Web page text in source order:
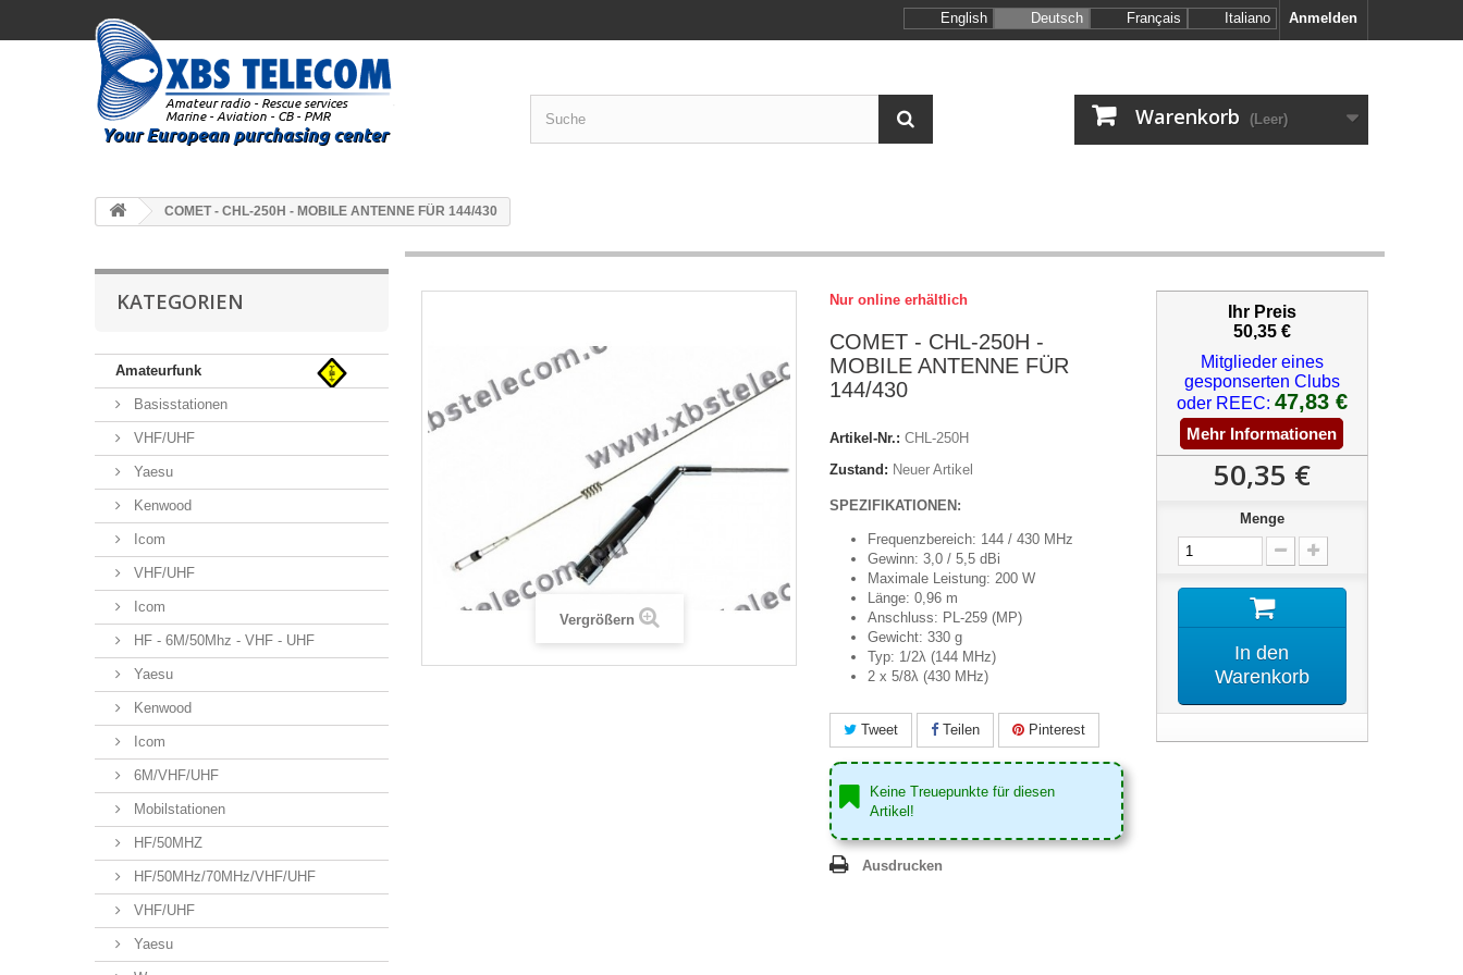
Anmelden
English Deutsch Français Italiano
Warenkorb (Leer)
COMET - CHL-250H - MOBILE ANTENNE FÜR 144/430
KATEGORIEN
Amateurfunk
Basisstationen
VHF/UHF
Yaesu
Kenwood
Icom
VHF/UHF
Icom
HF - 6M/50Mhz - VHF - UHF
Yaesu
Kenwood
Icom
6M/VHF/UHF
Mobilstationen
HF/50MHZ
HF/50MHz/70MHz/VHF/UHF
VHF/UHF
Yaesu
Vergrößern
Nur online erhältlich
COMET - CHL-250H -
MOBILE ANTENNE FÜR
144/430
Artikel-Nr.: CHL-250H
Zustand: Neuer Artikel
SPEZIFIKATIONEN:
Frequenzbereich: 144 / 430 MHz
Gewinn: 3,0 / 5,5 dBi
Maximale Leistung: 200 W
Länge: 0,96 m
Anschluss: PL-259 (MP)
Gewicht: 330 g
Typ: 1/2λ (144 MHz)
2 x 5/8λ (430 MHz)
Tweet Teilen Pinterest
Keine Treuepunkte für diesen
Artikel!
Ausdrucken
Ihr Preis
50,35 €
Mitglieder eines
gesponserten Clubs
oder REEC: 47,83 €
Mehr Informationen
50,35 €
Menge
In den
Warenkorb